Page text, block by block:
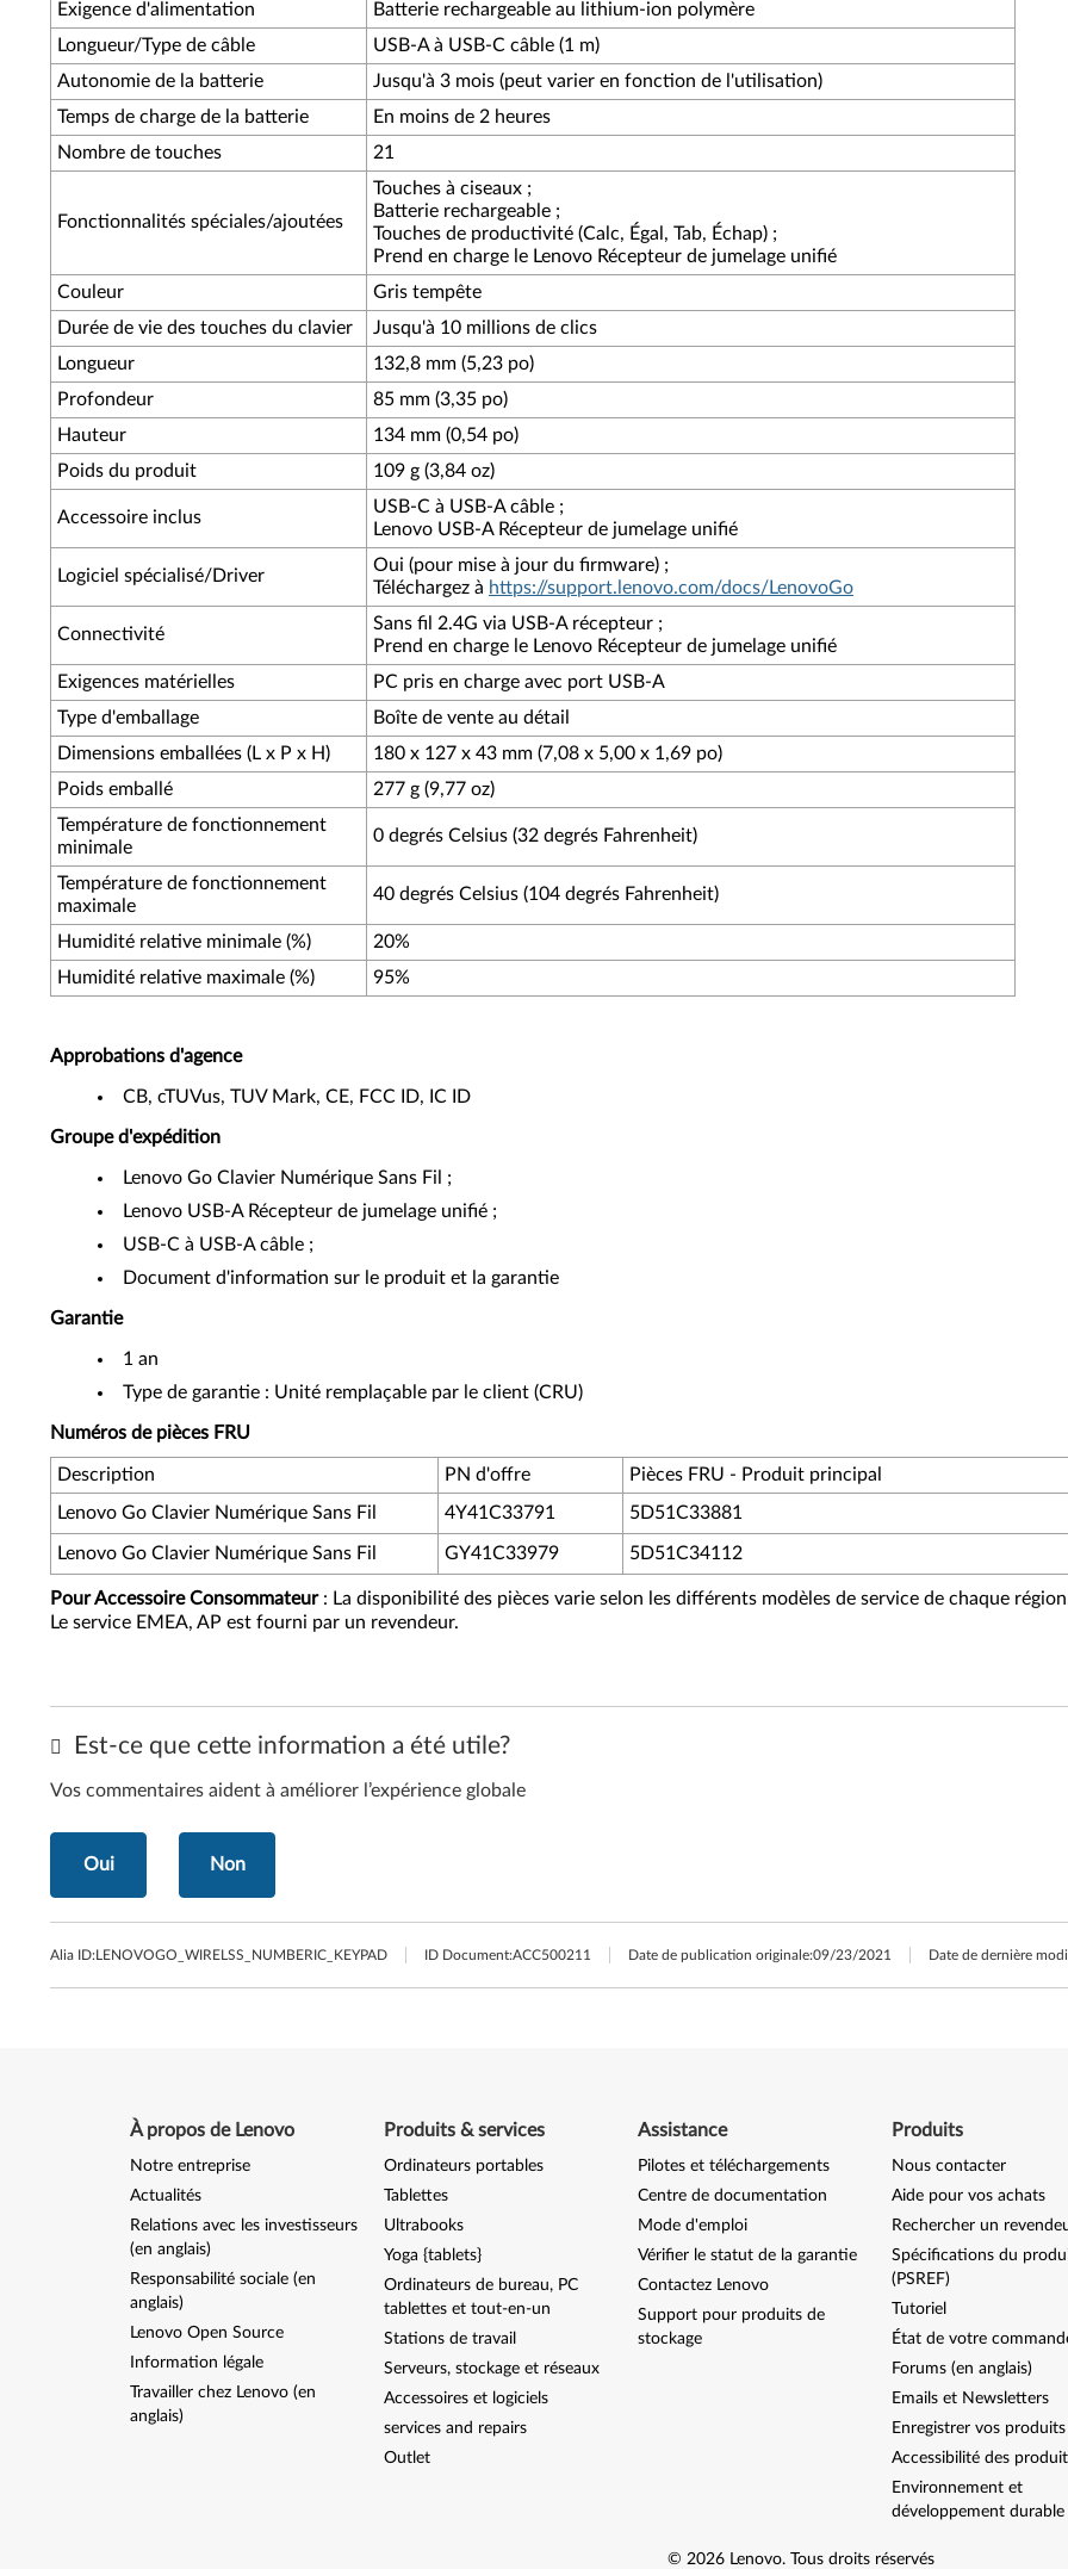
Exigence d'alimentation
Batterie rechargeable au lithium-ion polymère
Longueur/Type de câble
USB-A à USB-C câble (1 m)
Autonomie de la batterie
Jusqu'à 3 mois (peut varier en fonction de l'utilisation)
Temps de charge de la batterie
En moins de 2 heures
Nombre de touches
21
Fonctionnalités spéciales/ajoutées
Touches à ciseaux ;
Batterie rechargeable ;
Touches de productivité (Calc, Égal, Tab, Échap) ;
Prend en charge le Lenovo Récepteur de jumelage unifié
Couleur
Gris tempête
Durée de vie des touches du clavier
Jusqu'à 10 millions de clics
Longueur
132,8 mm (5,23 po)
Profondeur
85 mm (3,35 po)
Hauteur
134 mm (0,54 po)
Poids du produit
109 g (3,84 oz)
Accessoire inclus
USB-C à USB-A câble ;
Lenovo USB-A Récepteur de jumelage unifié
Logiciel spécialisé/Driver
Oui (pour mise à jour du firmware) ;
Téléchargez à https://support.lenovo.com/docs/LenovoGo
Connectivité
Sans fil 2.4G via USB-A récepteur ;
Prend en charge le Lenovo Récepteur de jumelage unifié
Exigences matérielles
PC pris en charge avec port USB-A
Type d'emballage
Boîte de vente au détail
Dimensions emballées (L x P x H)
180 x 127 x 43 mm (7,08 x 5,00 x 1,69 po)
Poids emballé
277 g (9,77 oz)
Température de fonctionnement
minimale
0 degrés Celsius (32 degrés Fahrenheit)
Température de fonctionnement
maximale
40 degrés Celsius (104 degrés Fahrenheit)
Humidité relative minimale (%)
20%
Humidité relative maximale (%)
95%
Approbations d'agence
CB, cTUVus, TUV Mark, CE, FCC ID, IC ID
Groupe d'expédition
Lenovo Go Clavier Numérique Sans Fil ;
Lenovo USB-A Récepteur de jumelage unifié ;
USB-C à USB-A câble ;
Document d'information sur le produit et la garantie
Garantie
1 an
Type de garantie : Unité remplaçable par le client (CRU)
Numéros de pièces FRU
Description PN d'offre
Pièces FRU - Produit principal
Lenovo Go Clavier Numérique Sans Fil
4Y41C33791 5D51C33881
Lenovo Go Clavier Numérique Sans Fil GY41C33979 5D51C34112
Pour Accessoire Consommateur: La disponibilité des pièces varie selon les différents modèles de service de chaque
Le service EMEA, AP est fourni par un revendeur.
Est-ce que cette information a été utile?
Vos commentaires aident à améliorer l’expérience globale
Oui Non
Alia ID:LENOVOGO_WIRELSS_NUMBERIC_KEYPAD ID Document:ACC500211 Date de publication originale:09/23/2021 Date de dernière
À propos de Lenovo
Notre entreprise
Actualités
Relations avec les investisseurs
(en anglais)
Responsabilité sociale (en
anglais)
Lenovo Open Source
Information légale
Travailler chez Lenovo (en
anglais)
Produits & services
Ordinateurs portables
Tablettes
Ultrabooks
Yoga {tablets}
Ordinateurs de bureau, PC
tablettes et tout-en-un
Stations de travail
Serveurs, stockage et réseaux
Accessoires et logiciels
services and repairs
Outlet
Assistance
Pilotes et téléchargements
Centre de documentation
Mode d'emploi
Vérifier le statut de la garantie
Contactez Lenovo
Support pour produits de
stockage
Produits
Nous contacter
Aide pour vos achats
Rechercher un
Spécifications du
(PSREF)
Tutoriel
État de votre
Forums (en anglais)
Emails et Newsletters
Enregistrer vos produits
Accessibilité des
Environnement et
développement durable
© 2026 Lenovo. Tous droits réservés